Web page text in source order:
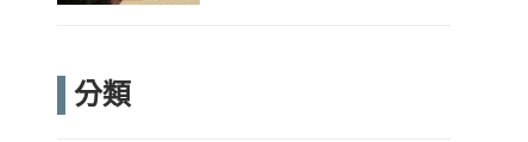
分類